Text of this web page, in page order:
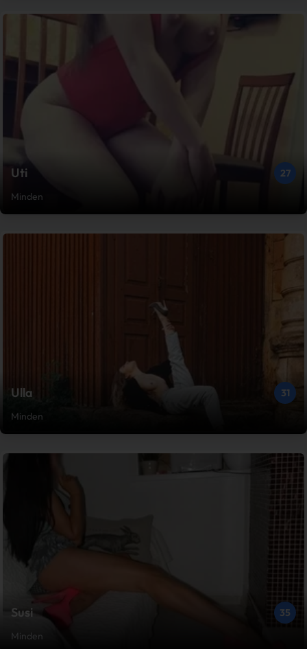
Uti
27
Minden
Ulla
31
Minden
Susi
35
Minden